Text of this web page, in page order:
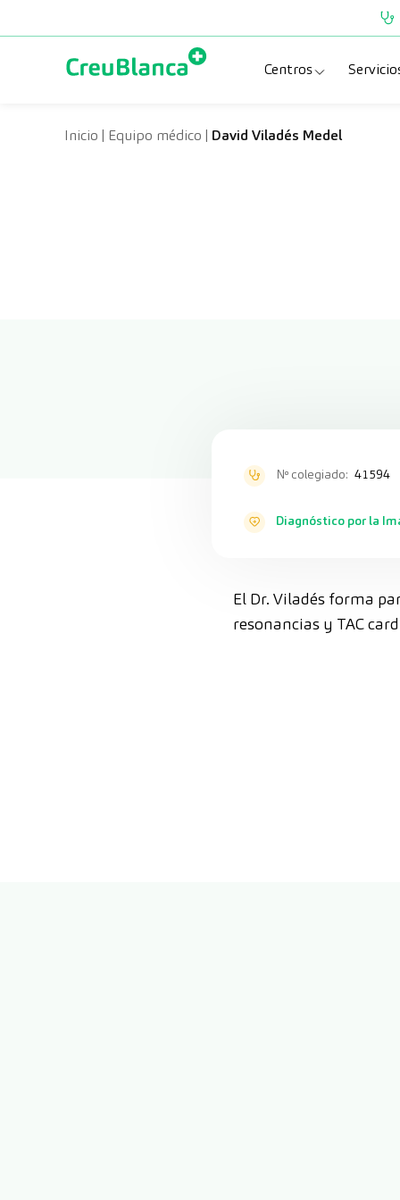
Centros
Clínica CreuBlanca
Inicio | Equipo médico | David Viladés Medel
Nº colegiado: 41594
Diagnóstico por la
El Dr. Viladés forma
resonancias y TAC